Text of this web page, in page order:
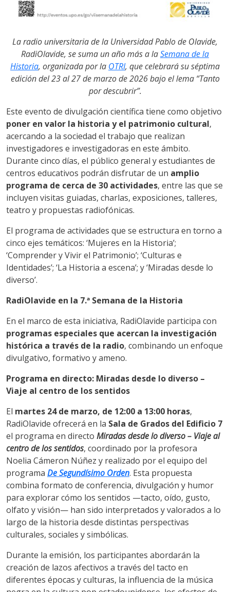
La radio universitaria de la Universidad Pablo de Olavide,
RadiOlavide, se suma un año más a laSemana de la
Historia, organizada por la OTRI, que celebrará su séptima
edición del 23 al 27 de marzo de 2026 bajo el lema “Tanto
por descubrir”.
Este evento de divulgación científica tiene como objetivo
poner en valor la historia y el patrimonio cultural,
acercando a la sociedad el trabajo que realizan
investigadores e investigadoras en este ámbito.
Durante cinco días, el público general y estudiantes de
centros educativos podrán disfrutar de un amplio
programa de cerca de 30 actividades, entre las que se
incluyen visitas guiadas, charlas, exposiciones, talleres,
teatro y propuestas radiofónicas.
El programa de actividades que se estructura en torno a
cinco ejes temáticos: ‘Mujeres en la Historia’;
‘Comprender y Vivir el Patrimonio’; ‘Culturas e
Identidades’; ‘La Historia a escena’; y ‘Miradas desde lo
diverso’.
RadiOlavide en la 7.ª Semana de la Historia
En el marco de esta iniciativa, RadiOlavide participa con
programas especiales que acercan la investigación
histórica a través de la radio, combinando un enfoque
divulgativo, formativo y ameno.
Programa en directo: Miradas desde lo diverso –
Viaje al centro de los sentidos
El martes 24 de marzo, de 12:00 a 13:00 horas,
RadiOlavide ofrecerá en la Sala de Grados del Edificio 7
el programa en directo Miradas desde lo diverso – Viaje al
centro de los sentidos, coordinado por la profesora
Noelia Cámeron Núñez y realizado por el equipo del
programa De Segundísimo Orden. Esta propuesta
combina formato de conferencia, divulgación y humor
para explorar cómo los sentidos —tacto, oído, gusto,
olfato y visión— han sido interpretados y valorados a lo
largo de la historia desde distintas perspectivas
culturales, sociales y simbólicas.
Durante la emisión, los participantes abordarán la
creación de lazos afectivos a través del tacto en
diferentes épocas y culturas, la influencia de la música